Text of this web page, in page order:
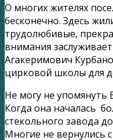
О многих жителях
бесконечно. Здесь
трудолюбивые,
внимания
Агакеримович
цирковой школы для
Не могу не упомянуть
Когда она началась
стекольного завода
Многие не вернулись